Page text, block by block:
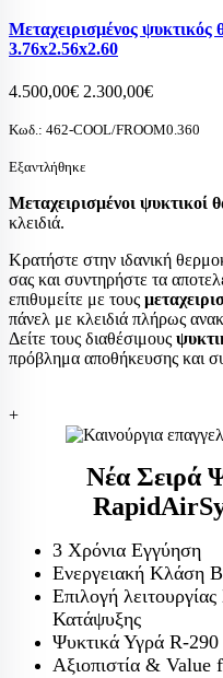
Μεταχειρισμένος ψυκτικός
3.76x2.56x2.60
4.500,00€ 2.300,00€
Κωδ.: 462-COOL/FROOM0.360
Εξαντλήθηκε
Μεταχειρισμένοι ψυκτικοί
κλειδιά.
Κρατήστε στην ιδανική
σας και συντηρήστε τα
επιθυμείτε με τους
πάνελ με κλειδιά πλήρως
Δείτε τους διαθέσιμους
πρόβλημα αποθήκευσης και
+
Νέα Σειρά
3 Χρόνια Εγγύηση
Ενεργειακή Κλάση
Επιλογή
Κατάψυξης
Ψυκτικά Υγρά R-
Αξιοπιστία & Value